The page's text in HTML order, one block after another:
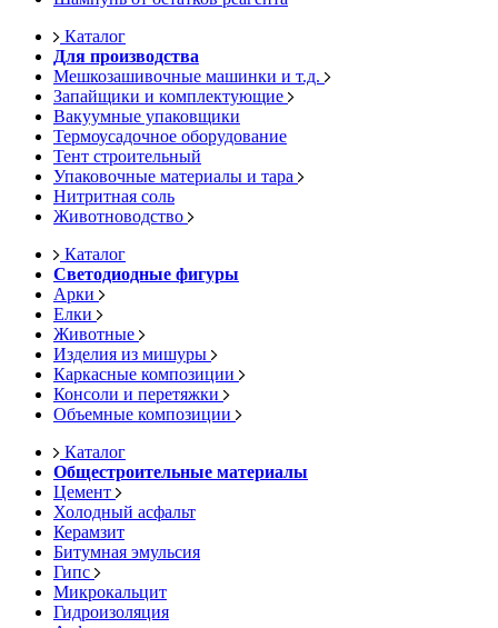
Каталог
Для производства
Мешкозашивочные машинки и т.д.
Запайщики и комплектующие
Вакуумные упаковщики
Термоусадочное оборудование
Тент строительный
Упаковочные материалы и тара
Нитритная соль
Животноводство
Каталог
Светодиодные фигуры
Арки
Елки
Животные
Изделия из мишуры
Каркасные композиции
Консоли и перетяжки
Объемные композиции
Каталог
Общестроительные материалы
Цемент
Холодный асфальт
Керамзит
Битумная эмульсия
Гипс
Микрокальцит
Гидроизоляция